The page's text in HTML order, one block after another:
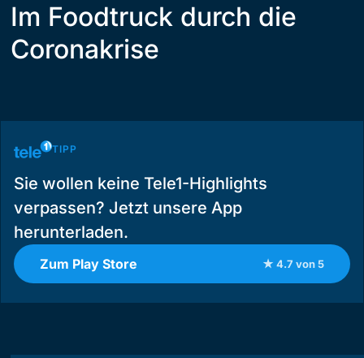
Im Foodtruck durch die
Coronakrise
TIPP
Sie wollen keine Tele1-Highlights
verpassen? Jetzt unsere App
herunterladen.
Zum Play Store ★ 4.7 von 5